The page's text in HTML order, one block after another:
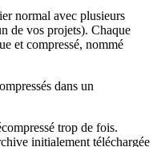
normal avec plusieurs
de vos projets). Chaque
et compressé, nommé
trop de fois.
initialement téléchargée